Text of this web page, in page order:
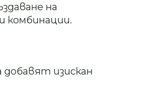
на
комбинации.
изискан